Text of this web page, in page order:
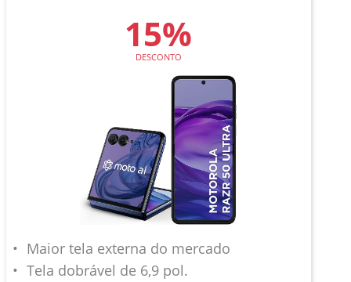
15%
DESCONTO
Maior tela externa do mercado
Tela dobrável de 6,9 pol.